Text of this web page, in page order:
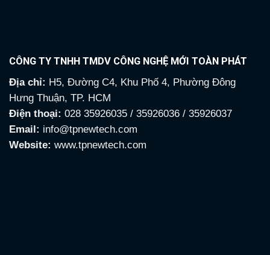
CÔNG TY TNHH TMDV CÔNG NGHỆ MỚI TOÀN PHÁT
Địa chỉ: H5, Đường C4, Khu Phố 4, Phường Đông
Hưng Thuận, TP. HCM
Điện thoại: 028 35926035 / 35926036 / 35926037
Email: info@tpnewtech.com
Website: www.tpnewtech.com